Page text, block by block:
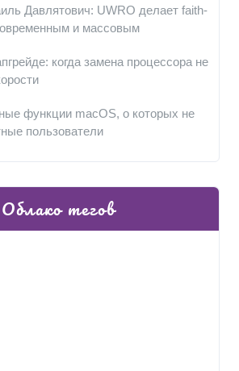
Давлятович: UWRO делает faith-
и массовым
когда замена процессора не
функции macOS, о которых не
пользователи
Облако тегов